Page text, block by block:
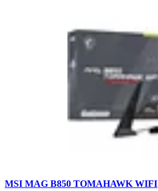
MSI MAG B850 TOMAHAWK WIFI